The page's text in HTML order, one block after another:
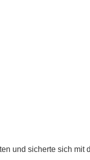
und sicherte sich mit